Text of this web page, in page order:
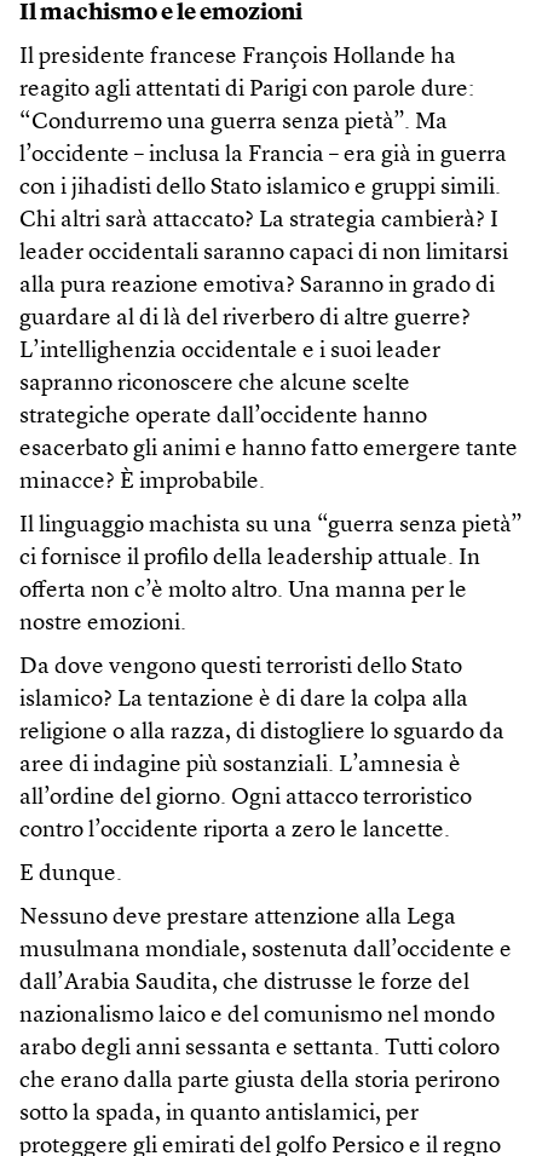
Il machismo e le emozioni
Il presidente francese François Hollande ha
reagito agli attentati di Parigi con parole dure:
“Condurremo una guerra senza pietà”. Ma
l’occidente – inclusa la Francia – era già in guerra
con i jihadisti dello Stato islamico e gruppi simili.
Chi altri sarà attaccato? La strategia cambierà? I
leader occidentali saranno capaci di non limitarsi
alla pura reazione emotiva? Saranno in grado di
guardare al di là del riverbero di altre guerre?
L’intellighenzia occidentale e i suoi leader
sapranno riconoscere che alcune scelte
strategiche operate dall’occidente hanno
esacerbato gli animi e hanno fatto emergere tante
minacce? È improbabile.
Il linguaggio machista su una “guerra senza pietà”
ci fornisce il profilo della leadership attuale. In
offerta non c’è molto altro. Una manna per le
nostre emozioni.
Da dove vengono questi terroristi dello Stato
islamico? La tentazione è di dare la colpa alla
religione o alla razza, di distogliere lo sguardo da
aree di indagine più sostanziali. L’amnesia è
all’ordine del giorno. Ogni attacco terroristico
contro l’occidente riporta a zero le lancette.
E dunque.
Nessuno deve prestare attenzione alla Lega
musulmana mondiale, sostenuta dall’occidente e
dall’Arabia Saudita, che distrusse le forze del
nazionalismo laico e del comunismo nel mondo
arabo degli anni sessanta e settanta. Tutti coloro
che erano dalla parte giusta della storia perirono
sotto la spada, in quanto antislamici, per
proteggere gli emirati del golfo Persico e il regno